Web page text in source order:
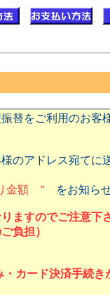
替をご利用のお
のアドレス宛て
金額 ”をお知らせ
ますのでご注意
負担）
ード決済手続き